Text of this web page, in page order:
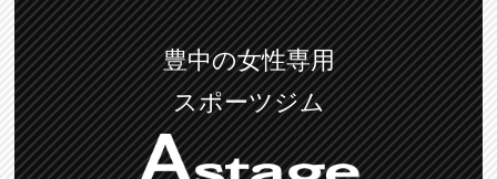
豊中の女性専用
スポーツジム